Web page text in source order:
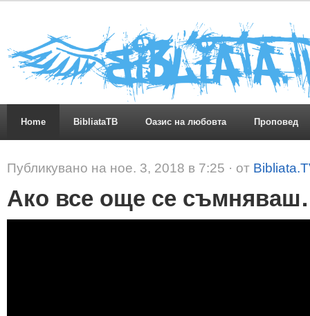
Home BibliataTB Оазис на любовта Проповед
Публикувано на ное. 3, 2018 в 7:25 · от
Ако все още се